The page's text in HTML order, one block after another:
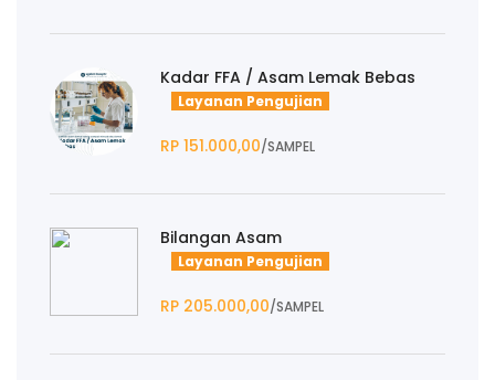
Kadar FFA / Asam Lemak Bebas
Layanan Pengujian
RP 151.000,00/SAMPEL
Bilangan Asam
Layanan Pengujian
RP 205.000,00/SAMPEL